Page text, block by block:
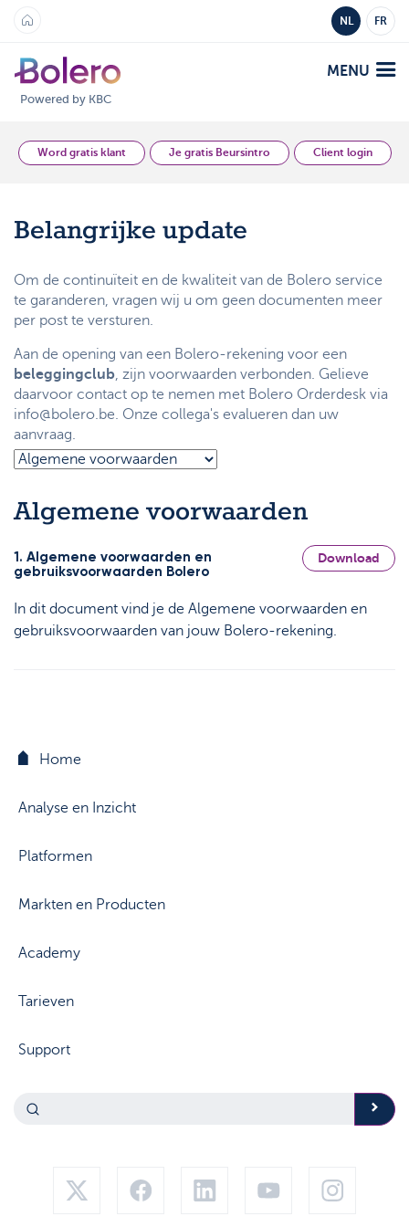
NL FR
Powered by KBC
MENU
Analyse en Inzicht
Mobile
Markten
Academy
Producten
Platformen
Strategie & Analyse
Tarieven
Support
Documentcenter
Word gratis klant Je gratis Beursintro Client login
Belangrijke update
Om de continuïteit en de kwaliteit van de Bolero service
te garanderen, vragen wij u om geen documenten meer
per post te versturen.
Aan de opening van een Bolero-rekening voor een
beleggingclub , zijn voorwaarden verbonden. Gelieve
daarvoor contact op te nemen met Bolero Orderdesk via
info@bolero.be. Onze collega's evalueren dan uw
aanvraag.
Algemene voorwaarden
1. Algemene voorwaarden en
gebruiksvoorwaarden Bolero
Download
In dit document vind je de Algemene voorwaarden en
gebruiksvoorwaarden van jouw Bolero-rekening.
Home
Analyse en Inzicht
Platformen
Markten en Producten
Academy
Tarieven
Support